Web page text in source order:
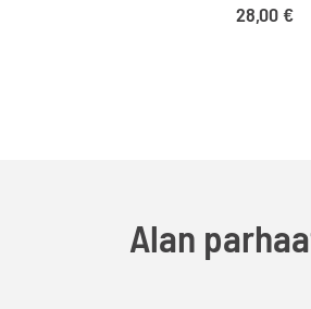
28,00 €
Alan